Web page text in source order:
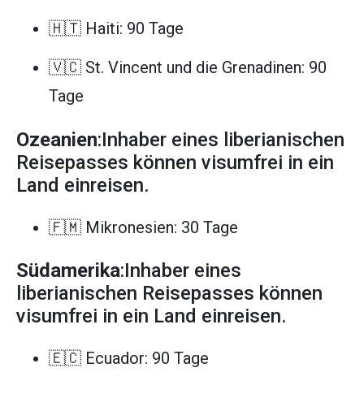
🇭🇹 Haiti: 90 Tage
🇻🇨 St. Vincent und die Grenadinen: 90
Tage
Ozeanien:Inhaber eines liberianischen
Reisepasses können visumfrei in ein
Land einreisen.
🇫🇲 Mikronesien: 30 Tage
Südamerika:Inhaber eines
liberianischen Reisepasses können
visumfrei in ein Land einreisen.
🇪🇨 Ecuador: 90 Tage